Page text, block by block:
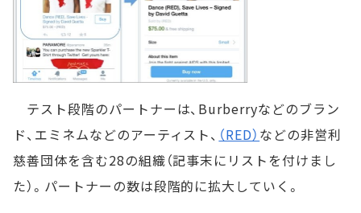
テスト段階のパートナーは、Burberryなどのブラン
ド、エミネムなどのアーティスト、 （RED） などの非営利
慈善団体を含む28の組織（記事末にリストを付けまし
た）。パートナーの数は段階的に拡大していく。